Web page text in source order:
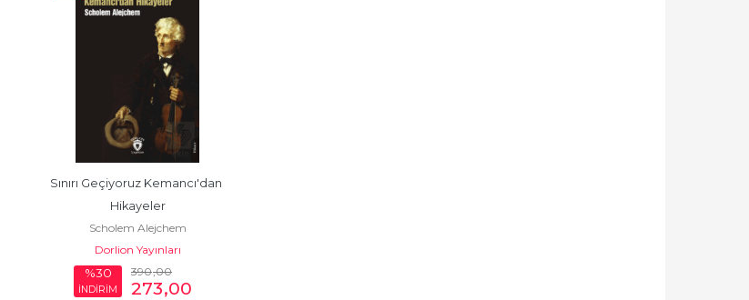
Sınırı Geçiyoruz Kemancı'dan
Hikayeler
Scholem Alejchem
Dorlion Yayınları
%30
İNDİRİM
390,00
273,00